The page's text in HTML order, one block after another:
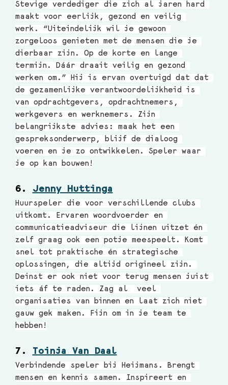
Stevige verdediger die zich al jaren hard
maakt voor eerlijk, gezond en veilig
werk. “Uiteindelijk wil je gewoon
zorgeloos genieten met de mensen die je
dierbaar zijn. Op de korte en lange
termijn. Dáár draait veilig en gezond
werken om.” Hij is ervan overtuigd dat dat
de gezamenlijke verantwoordelijkheid is
van opdrachtgevers, opdrachtnemers,
werkgevers en werknemers. Zijn
belangrijkste advies: maak het een
gespreksonderwerp, blijf de dialoog
voeren en je zo ontwikkelen. Speler waar
je op kan bouwen!
6. Jenny Huttinga
Huurspeler die voor verschillende clubs
uitkomt. Ervaren woordvoerder en
communicatieadviseur die lijnen uitzet én
zelf graag ook een potje meespeelt. Komt
snel tot praktische én strategische
oplossingen, die altijd origineel zijn.
Deinst er ook niet voor terug mensen juist
iets áf te raden. Zag al  veel
organisaties van binnen en laat zich niet
gauw gek maken. Fijn om in je team te
hebben!
7. Toinja Van Daal
Verbindende speler bij Heijmans. Brengt
mensen en kennis samen. Inspireert en